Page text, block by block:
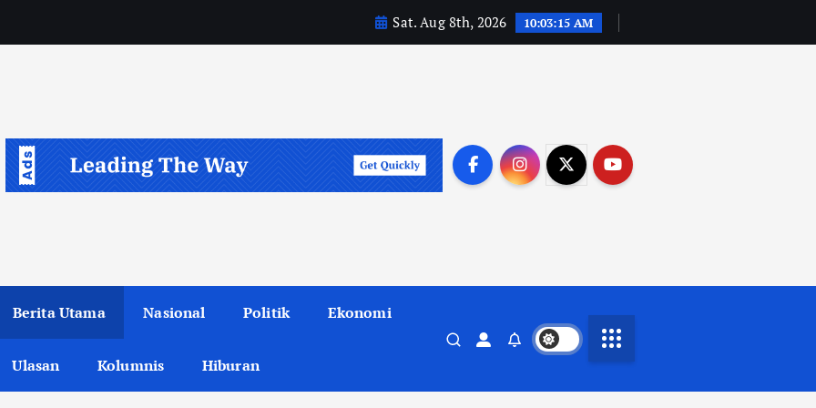
Sat. Aug 8th, 2026 10:03:16 AM
Berita Utama Nasional Politik Ekonomi
Ulasan Kolumnis Hiburan